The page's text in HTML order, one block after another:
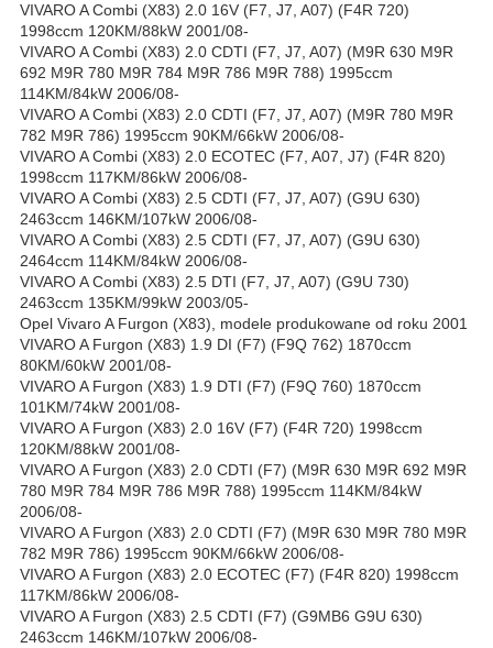
VIVARO A Combi (X83) 2.0 16V (F7, J7, A07) (F4R 720)
1998ccm 120KM/88kW 2001/08-
VIVARO A Combi (X83) 2.0 CDTI (F7, J7, A07) (M9R 630 M9R
692 M9R 780 M9R 784 M9R 786 M9R 788) 1995ccm
114KM/84kW 2006/08-
VIVARO A Combi (X83) 2.0 CDTI (F7, J7, A07) (M9R 780 M9R
782 M9R 786) 1995ccm 90KM/66kW 2006/08-
VIVARO A Combi (X83) 2.0 ECOTEC (F7, A07, J7) (F4R 820)
1998ccm 117KM/86kW 2006/08-
VIVARO A Combi (X83) 2.5 CDTI (F7, J7, A07) (G9U 630)
2463ccm 146KM/107kW 2006/08-
VIVARO A Combi (X83) 2.5 CDTI (F7, J7, A07) (G9U 630)
2464ccm 114KM/84kW 2006/08-
VIVARO A Combi (X83) 2.5 DTI (F7, J7, A07) (G9U 730)
2463ccm 135KM/99kW 2003/05-
Opel Vivaro A Furgon (X83), modele produkowane od roku 2001
VIVARO A Furgon (X83) 1.9 DI (F7) (F9Q 762) 1870ccm
80KM/60kW 2001/08-
VIVARO A Furgon (X83) 1.9 DTI (F7) (F9Q 760) 1870ccm
101KM/74kW 2001/08-
VIVARO A Furgon (X83) 2.0 16V (F7) (F4R 720) 1998ccm
120KM/88kW 2001/08-
VIVARO A Furgon (X83) 2.0 CDTI (F7) (M9R 630 M9R 692 M9R
780 M9R 784 M9R 786 M9R 788) 1995ccm 114KM/84kW
2006/08-
VIVARO A Furgon (X83) 2.0 CDTI (F7) (M9R 630 M9R 780 M9R
782 M9R 786) 1995ccm 90KM/66kW 2006/08-
VIVARO A Furgon (X83) 2.0 ECOTEC (F7) (F4R 820) 1998ccm
117KM/86kW 2006/08-
VIVARO A Furgon (X83) 2.5 CDTI (F7) (G9MB6 G9U 630)
2463ccm 146KM/107kW 2006/08-